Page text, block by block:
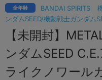
BANDAI SPIRITS
ンダムSEED/機動戦士ガンダム
全年齢
【未開封】
ンダムSEED
ライクノワール